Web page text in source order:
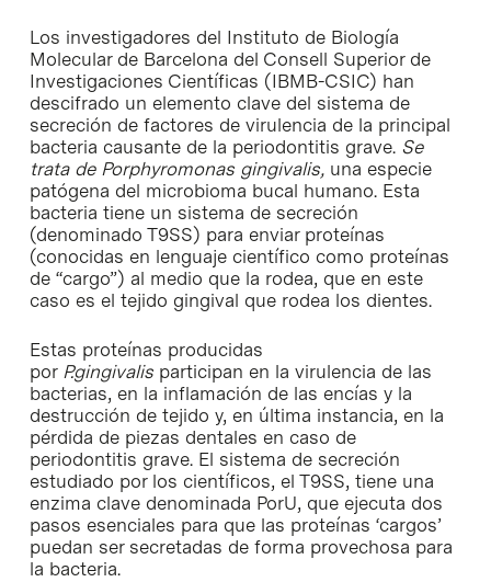
Los investigadores del Instituto de Biología
Molecular de Barcelona del Consell Superior de
Investigaciones Científicas (IBMB-CSIC) han
descifrado un elemento clave del sistema de
secreción de factores de virulencia de la principal
bacteria causante de la periodontitis grave. Se
trata de Porphyromonas gingivalis, una especie
patógena del microbioma bucal humano. Esta
bacteria tiene un sistema de secreción
(denominado T9SS) para enviar proteínas
(conocidas en lenguaje científico como proteínas
de “cargo”) al medio que la rodea, que en este
caso es el tejido gingival que rodea los dientes.
Estas proteínas producidas
por P.gingivalisparticipan en la virulencia de las
bacterias, en la inflamación de las encías y la
destrucción de tejido y, en última instancia, en la
pérdida de piezas dentales en caso de
periodontitis grave. El sistema de secreción
estudiado por los científicos, el T9SS, tiene una
enzima clave denominada PorU, que ejecuta dos
pasos esenciales para que las proteínas ‘cargos’
puedan ser secretadas de forma provechosa para
la bacteria.